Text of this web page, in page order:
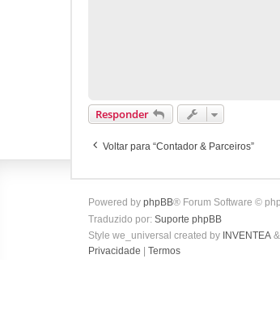
Responder
Voltar para “Contador & Parceiros”
Powered by phpBB® Forum Software ©
Traduzido por: Suporte phpBB
Style we_universal created by INVENTEA &
Privacidade
Termos